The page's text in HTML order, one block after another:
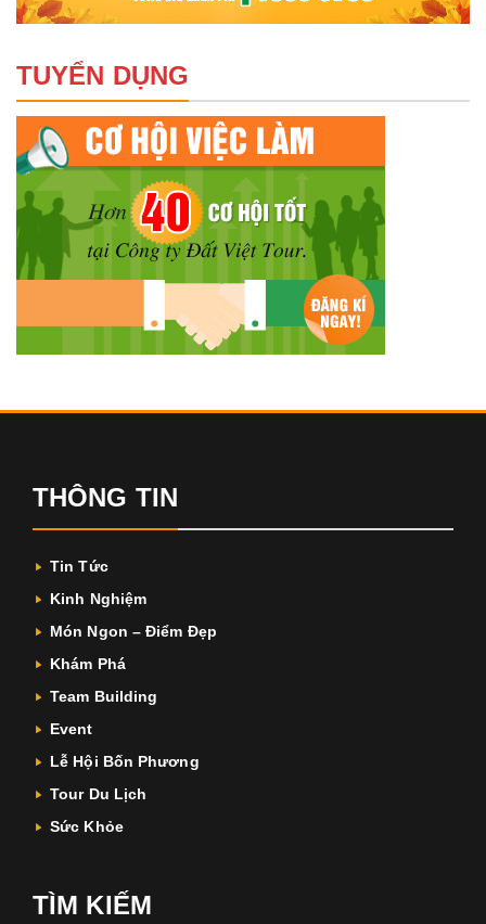
TUYỂN DỤNG
THÔNG TIN
Tin Tức
Kinh Nghiệm
Món Ngon – Điểm Đẹp
Khám Phá
Team Building
Event
Lễ Hội Bốn Phương
Tour Du Lịch
Sức Khỏe
TÌM KIẾM